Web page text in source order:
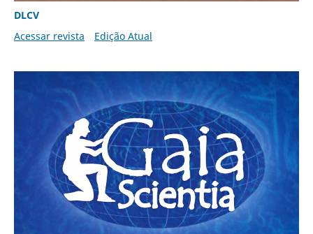
DLCV
Acessar revista
Edição Atual